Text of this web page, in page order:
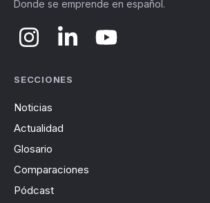
Donde se emprende en español.
SECCIONES
Noticias
Actualidad
Glosario
Comparaciones
Pódcast